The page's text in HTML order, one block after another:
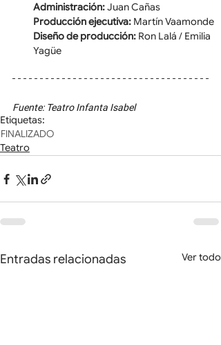
Administración: Juan Cañas
Producción ejecutiva: Martín Vaamonde
Diseño de producción: Ron Lalá / Emilia
Yagüe
Fuente: Teatro Infanta Isabel
Etiquetas:
FINALIZADO
Teatro
Entradas relacionadas Ver todo